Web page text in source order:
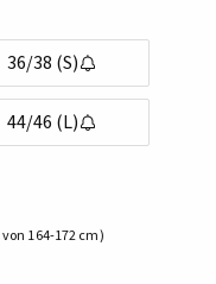
36/38 (S)
44/46 (L)
164-172 cm)